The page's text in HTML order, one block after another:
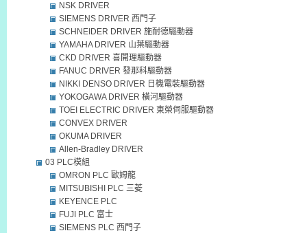
NSK DRIVER
SIEMENS DRIVER 西門子
SCHNEIDER DRIVER 施耐德驅動器
YAMAHA DRIVER 山葉驅動器
CKD DRIVER 喜開理驅動器
FANUC DRIVER 發那科驅動器
NIKKI DENSO DRIVER 日機電裝驅動器
YOKOGAWA DRIVER 橫河驅動器
TOEI ELECTRIC DRIVER 東榮伺服驅動器
CONVEX DRIVER
OKUMA DRIVER
Allen-Bradley DRIVER
03 PLC模組
OMRON PLC 歐姆龍
MITSUBISHI PLC 三菱
KEYENCE PLC
FUJI PLC 富士
SIEMENS PLC 西門子